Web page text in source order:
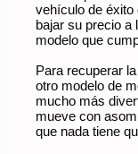
vehículo de éxito
bajar su precio a
modelo que
Para recuperar
otro modelo de
mucho más
mueve con
que nada tiene